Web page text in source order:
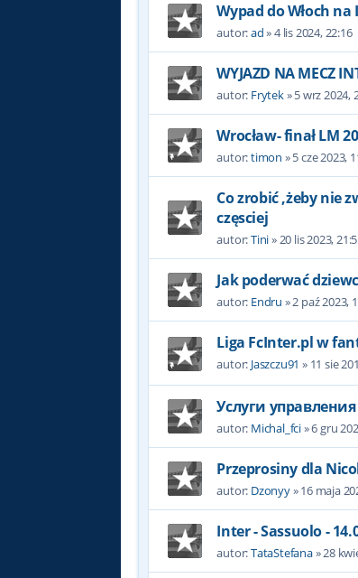
Wypad do Włoch
autor:ad»4 lis 2024, 22:16
WYJAZD NA MECZ
autor: Frytek»5 wrz 2024,
Wrocław- finał LM
autor:timon »5 cze 2023,
Co zrobić ,żeby nie
częsciej
autor:Tini»20 lis 2023,
Jak poderwać
autor: Endru »2 paź 2023,
Liga FcInter.pl w
autor: Jaszczu91 » 11 sie
Услуги
autor: Michal_fci»6 gru
Przeprosiny dla
autor: Dzonyy»16 maja
Inter - Sassuolo -
autor:TataStefana»28